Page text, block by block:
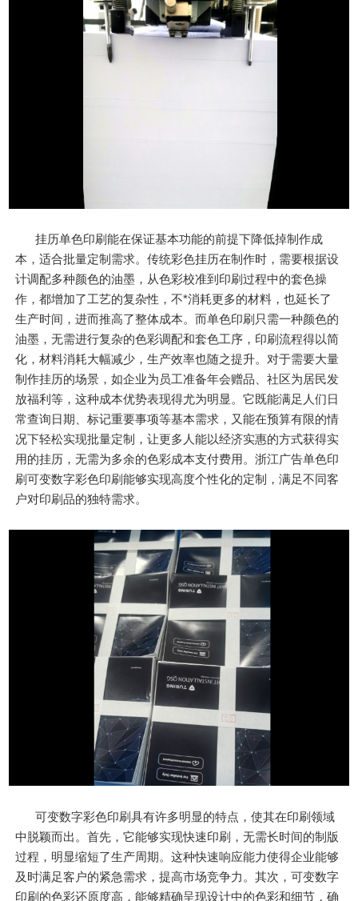
挂历单色印刷能在保证基本功能的前提下降低掉制作成
本，适合批量定制需求。传统彩色挂历在制作时，需要根据设
计调配多种颜色的油墨，从色彩校准到印刷过程中的套色操
作，都增加了工艺的复杂性，不*消耗更多的材料，也延长了
生产时间，进而推高了整体成本。而单色印刷只需一种颜色的
油墨，无需进行复杂的色彩调配和套色工序，印刷流程得以简
化，材料消耗大幅减少，生产效率也随之提升。对于需要大量
制作挂历的场景，如企业为员工准备年会赠品、社区为居民发
放福利等，这种成本优势表现得尤为明显。它既能满足人们日
常查询日期、标记重要事项等基本需求，又能在预算有限的情
况下轻松实现批量定制，让更多人能以经济实惠的方式获得实
用的挂历，无需为多余的色彩成本支付费用。浙江广告单色印
刷可变数字彩色印刷能够实现高度个性化的定制，满足不同客
户对印刷品的独特需求。
可变数字彩色印刷具有许多明显的特点，使其在印刷领域
中脱颖而出。首先，它能够实现快速印刷，无需长时间的制版
过程，明显缩短了生产周期。这种快速响应能力使得企业能够
及时满足客户的紧急需求，提高市场竞争力。其次，可变数字
印刷的色彩还原度高，能够精确呈现设计中的色彩和细节，确